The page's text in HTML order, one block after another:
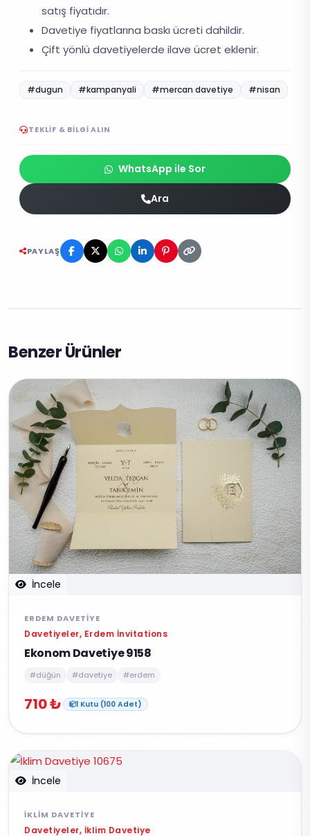
satış fiyatıdır.
Davetiye fiyatlarına baskı ücreti dahildir.
Çift yönlü davetiyelerde ilave ücret eklenir.
#dugun #kampanyali #mercan davetiye #nisan
TEKLIF & BILGI ALIN
WhatsApp ile Sor
Ara
PAYLAŞ
Benzer Ürünler
İncele
ERDEM DAVETIYE
Davetiyeler, Erdem İnvitations
Ekonom Davetiye 9158
#düğün #davetiye #erdem
710 ₺ 1 Kutu (100 Adet)
İncele
İKLIM DAVETIYE
Davetiyeler, İklim Davetiye